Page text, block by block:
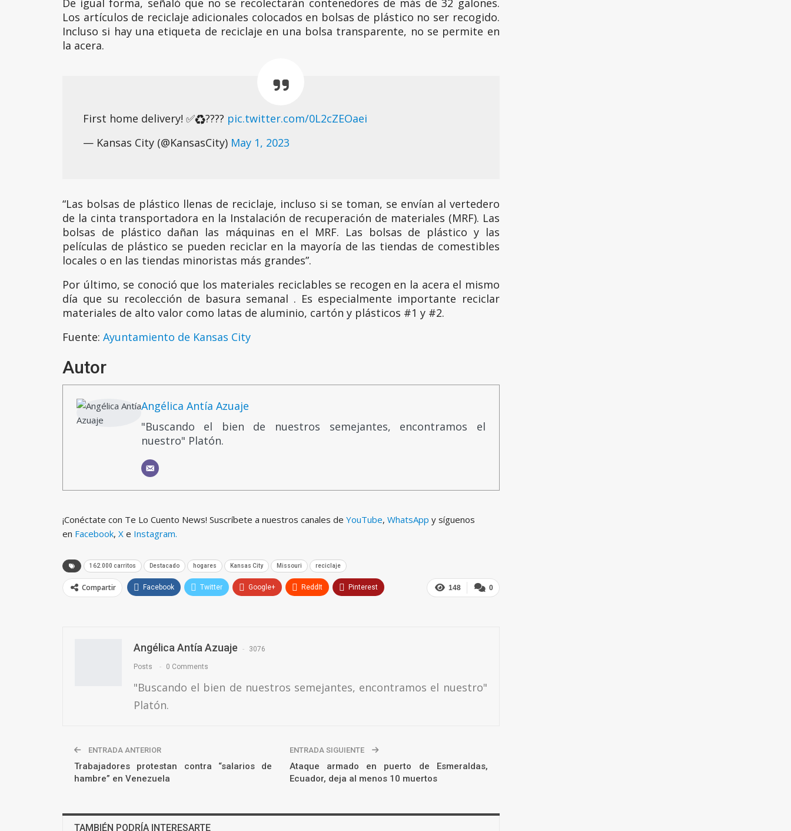
De igual forma, señaló que no se recolectarán contenedores de más de 32 galones.
Los artículos de reciclaje adicionales colocados en bolsas de plástico no ser recogido.
Incluso si hay una etiqueta de reciclaje en una bolsa transparente, no se permite en
la acera.
First home delivery! ✅♻️???? pic.twitter.com/0L2cZEOaei
— Kansas City (@KansasCity) May 1, 2023
“Las bolsas de plástico llenas de reciclaje, incluso si se toman, se envían al vertedero
de la cinta transportadora en la Instalación de recuperación de materiales (MRF). Las
bolsas de plástico dañan las máquinas en el MRF. Las bolsas de plástico y las
películas de plástico se pueden reciclar en la mayoría de las tiendas de comestibles
locales o en las tiendas minoristas más grandes”.
Por último, se conoció que los materiales reciclables se recogen en la acera el mismo
día que su recolección de basura semanal . Es especialmente importante reciclar
materiales de alto valor como latas de aluminio, cartón y plásticos #1 y #2.
Fuente: Ayuntamiento de Kansas City
Autor
Angélica Antía Azuaje
"Buscando el bien de nuestros semejantes, encontramos el
nuestro" Platón.
¡Conéctate con Te Lo Cuento News! Suscríbete a nuestros canales de YouTube, WhatsApp y síguenos
en Facebook, X e Instagram.
162.000 carritos Destacado hogares Kansas City Missouri reciclaje
0
148
Compartir Facebook Twitter Google+ ReddIt Pinterest
Angélica Antía Azuaje 3076
Posts 0 Comments
"Buscando el bien de nuestros semejantes, encontramos el nuestro"
Platón.
ENTRADA ANTERIOR
Trabajadores protestan contra “salarios de
hambre” en Venezuela
ENTRADA SIGUIENTE
Ataque armado en puerto de Esmeraldas,
Ecuador, deja al menos 10 muertos
TAMBIÉN PODRÍA INTERESARTE